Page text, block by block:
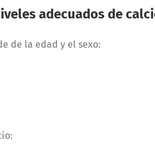
adecuados de
de la edad y el sexo: